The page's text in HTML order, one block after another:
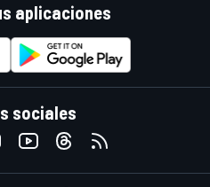
aplicaciones
sociales